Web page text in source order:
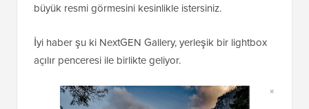
büyük resmi görmesini kesinlikle istersiniz.
İyi haber şu ki NextGEN Gallery, yerleşik bir lightbox
açılır penceresi ile birlikte geliyor.